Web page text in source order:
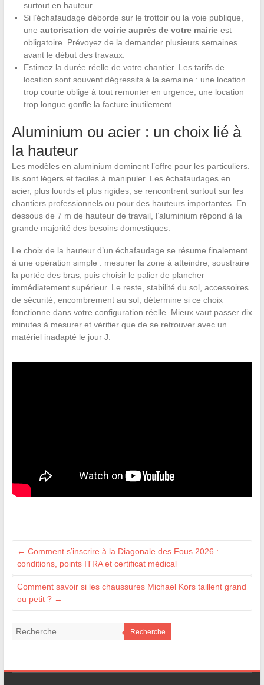
surtout en hauteur.
Si l’échafaudage déborde sur le trottoir ou la voie publique,
une autorisation de voirie auprès de votre mairieest
obligatoire. Prévoyez de la demander plusieurs semaines
avant le début des travaux.
Estimez la durée réelle de votre chantier. Les tarifs de
location sont souvent dégressifs à la semaine : une location
trop courte oblige à tout remonter en urgence, une location
trop longue gonfle la facture inutilement.
Aluminium ou acier : un choix lié à
la hauteur
Les modèles en aluminium dominent l’offre pour les particuliers.
Ils sont légers et faciles à manipuler. Les échafaudages en
acier, plus lourds et plus rigides, se rencontrent surtout sur les
chantiers professionnels ou pour des hauteurs importantes. En
dessous de 7 m de hauteur de travail, l’aluminium répond à la
grande majorité des besoins domestiques.
Le choix de la hauteur d’un échafaudage se résume finalement
à une opération simple : mesurer la zone à atteindre, soustraire
la portée des bras, puis choisir le palier de plancher
immédiatement supérieur. Le reste, stabilité du sol, accessoires
de sécurité, encombrement au sol, détermine si ce choix
fonctionne dans votre configuration réelle. Mieux vaut passer dix
minutes à mesurer et vérifier que de se retrouver avec un
matériel inadapté le jour J.
← Comment s’inscrire à la Diagonale des Fous 2026 :
conditions, points ITRA et certificat médical
Comment savoir si les chaussures Michael Kors taillent grand
ou petit ? →
Recherche